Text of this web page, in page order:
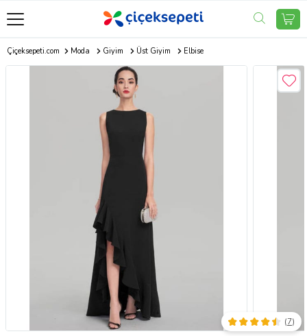
Çiçeksepeti.com Moda Giyim Üst Giyim Elbise
(7)